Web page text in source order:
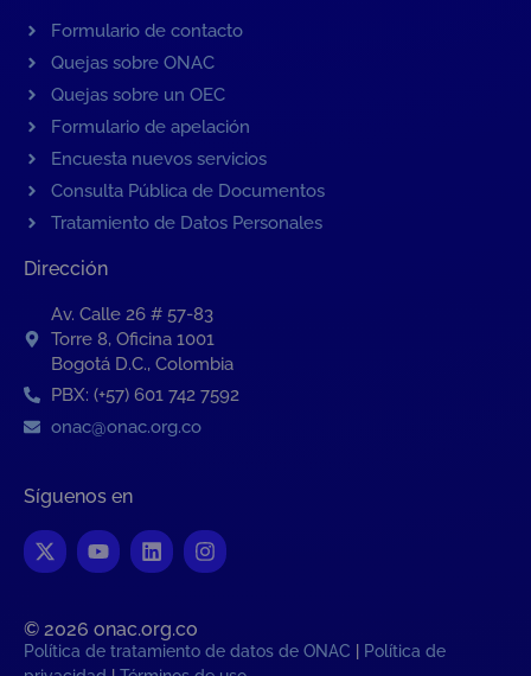
Formulario de contacto
Quejas sobre ONAC
Quejas sobre un OEC
Formulario de apelación
Encuesta nuevos servicios
Consulta Pública de Documentos
Tratamiento de Datos Personales
Dirección
Av. Calle 26 # 57-83
Torre 8, Oficina 1001
Bogotá D.C., Colombia
PBX: (+57) 601 742 7592
onac@onac.org.co
Síguenos en
© 2026 onac.org.co​
Política de tratamiento de datos de ONAC | Política de